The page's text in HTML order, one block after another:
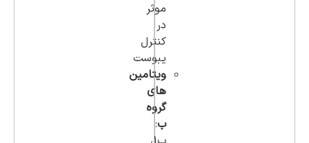
موثر
در
کنترل
یبوست
ویتامین
های
گروه
ب: